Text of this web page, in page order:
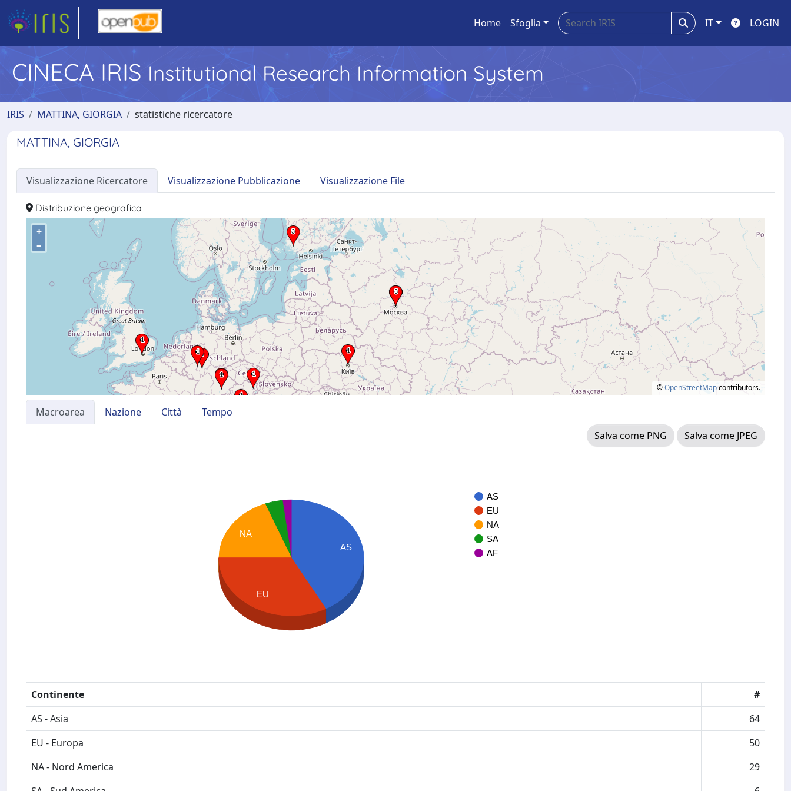
Home Sfoglia IT LOGIN
CINECA IRIS Institutional Research Information System
IRIS MATTINA, GIORGIA statistiche ricercatore
MATTINA, GIORGIA
Visualizzazione Ricercatore Visualizzazione Pubblicazione Visualizzazione File
Distribuzione geografica
+
–
©OpenStreetMapcontributors.
Macroarea Nazione Città
Tempo
Salva come PNG
Salva come JPEG
AS
EU
NA
SA
AF
AS
NA
EU
Continente
#
AS - Asia
64
EU - Europa
50
NA - Nord America
29